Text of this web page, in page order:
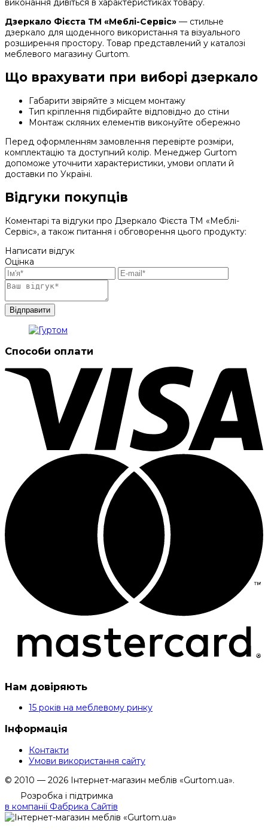
виконання дивіться в характеристиках товару.
Дзеркало Фієста ТМ «Меблі-Сервіс» — стильне
дзеркало для щоденного використання та візуального
розширення простору. Товар представлений у каталозі
меблевого магазину Gurtom.
Що врахувати при виборі дзеркало
Габарити звіряйте з місцем монтажу
Тип кріплення підбирайте відповідно до стіни
Монтаж скляних елементів виконуйте обережно
Перед оформленням замовлення перевірте розміри,
комплектацію та доступний колір. Менеджер Gurtom
допоможе уточнити характеристики, умови оплати й
доставки по Україні.
Відгуки покупців
Коментарі та відгуки про Дзеркало Фієста ТМ «Меблі-
Сервіс», а також питання і обговорення цього продукту:
Написати відгук
Оцінка
Способи оплати
Нам довіряють
15 років на меблевому ринку
Інформація
Контакти
Умови використання сайту
© 2010 — 2026 Інтернет-магазин меблів «Gurtom.ua».
Розробка і підтримка
в компанії Фабрика Сайтів